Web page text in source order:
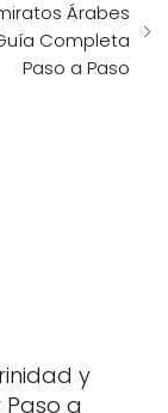
Árabes
Completa
Paso a Paso
y
a